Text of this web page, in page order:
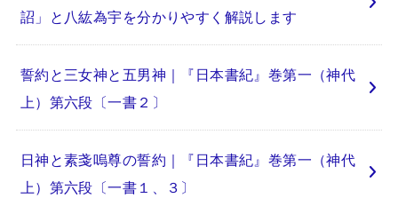
詔」と八紘為宇を分かりやすく解説します
誓約と三女神と五男神｜『日本書紀』巻第一（神代
上）第六段〔一書２〕
日神と素戔嗚尊の誓約｜『日本書紀』巻第一（神代
上）第六段〔一書１、３〕